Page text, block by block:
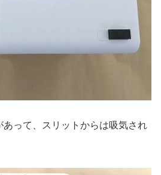
あって、スリットからは吸気され